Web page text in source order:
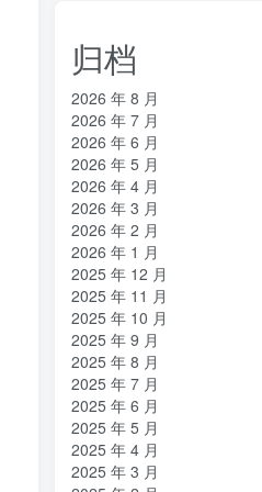
归档
2026 年 8 月
2026 年 7 月
2026 年 6 月
2026 年 5 月
2026 年 4 月
2026 年 3 月
2026 年 2 月
2026 年 1 月
2025 年 12 月
2025 年 11 月
2025 年 10 月
2025 年 9 月
2025 年 8 月
2025 年 7 月
2025 年 6 月
2025 年 5 月
2025 年 4 月
2025 年 3 月